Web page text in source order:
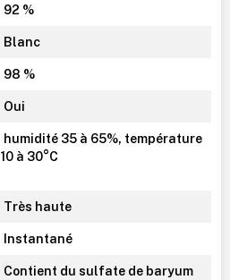
92 %
Blanc
98 %
Oui
humidité 35 à 65%, température
10 à 30°C
Très haute
Instantané
Contient du sulfate de baryum